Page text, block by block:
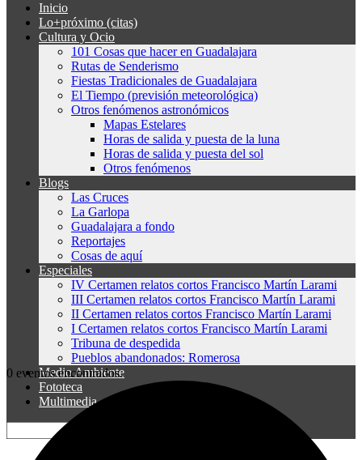
Inicio
Lo+próximo (citas)
Cultura y Ocio
101 Cosas que hacer en Guadalajara
Rutas de Senderismo
Fiestas Tradicionales de Guadalajara
El Tiempo (previsión meteorológica)
Otros fenómenos astronómicos
Mapas Estelares
Horas de salida y puesta de la luna
Horas de salida y puesta del sol
Otros fenómenos
Blogs
Las Cruces
La Garlopa
Guadalajara a fondo
Reportajes
Cosas de aquí
Especiales
IV Certamen relatos cortos Francisco Martín Larami
III Certamen relatos cortos Francisco Martín Larami
II Certamen relatos cortos Francisco Martín Larami
I Certamen relatos cortos Francisco Martín Larami
Tribuna de despedida
Pueblos abandonados: Romerosa
Medio Ambiente
Fototeca
Multimedia
0 eventos encontrados.